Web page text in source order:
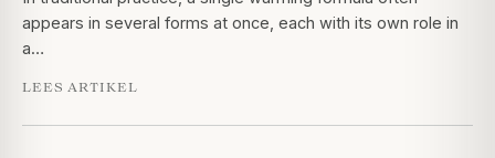
appears in several forms at once, each with its own role in
a…
LEES ARTIKEL